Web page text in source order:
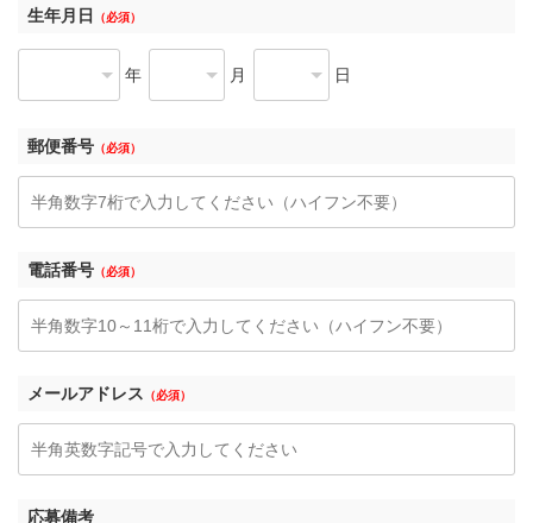
生年月日 （必須）
年 月 日
郵便番号 （必須）
電話番号 （必須）
メールアドレス （必須）
応募備考